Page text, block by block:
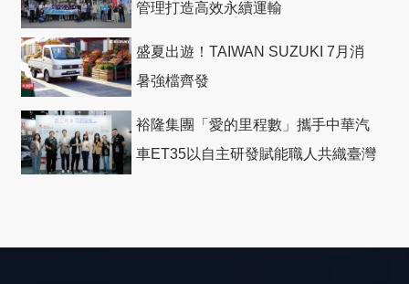
管理打造高效永續運輸
盛夏出遊！TAIWAN SUZUKI 7月消
暑強檔齊發
裕隆集團「愛的里程數」攜手中華汽
車ET35以自主研發賦能職人共織臺灣